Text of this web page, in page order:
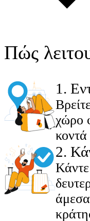
Πώς
1 .
χώρο
2.